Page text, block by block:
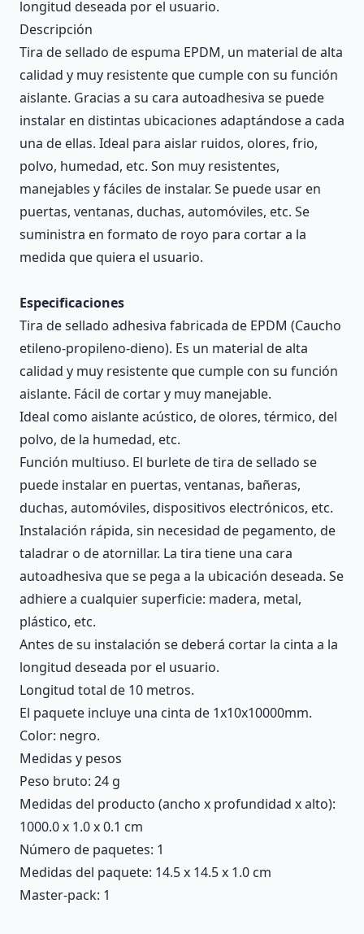
longitud deseada por el usuario.
Descripción
Tira de sellado de espuma EPDM, un material de alta
calidad y muy resistente que cumple con su función
aislante. Gracias a su cara autoadhesiva se puede
instalar en distintas ubicaciones adaptándose a cada
una de ellas. Ideal para aislar ruidos, olores, frio,
polvo, humedad, etc. Son muy resistentes,
manejables y fáciles de instalar. Se puede usar en
puertas, ventanas, duchas, automóviles, etc. Se
suministra en formato de royo para cortar a la
medida que quiera el usuario.
Especificaciones
Tira de sellado adhesiva fabricada de EPDM (Caucho
etileno-propileno-dieno). Es un material de alta
calidad y muy resistente que cumple con su función
aislante. Fácil de cortar y muy manejable.
Ideal como aislante acústico, de olores, térmico, del
polvo, de la humedad, etc.
Función multiuso. El burlete de tira de sellado se
puede instalar en puertas, ventanas, bañeras,
duchas, automóviles, dispositivos electrónicos, etc.
Instalación rápida, sin necesidad de pegamento, de
taladrar o de atornillar. La tira tiene una cara
autoadhesiva que se pega a la ubicación deseada. Se
adhiere a cualquier superficie: madera, metal,
plástico, etc.
Antes de su instalación se deberá cortar la cinta a la
longitud deseada por el usuario.
Longitud total de 10 metros.
El paquete incluye una cinta de 1x10x10000mm.
Color: negro.
Medidas y pesos
Peso bruto: 24 g
Medidas del producto (ancho x profundidad x alto):
1000.0 x 1.0 x 0.1 cm
Número de paquetes: 1
Medidas del paquete: 14.5 x 14.5 x 1.0 cm
Master-pack: 1